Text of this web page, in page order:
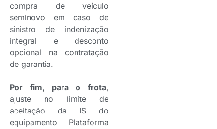
compra de veículo
seminovo em caso de
sinistro de indenização
integral e desconto
opcional na contratação
de garantia.
Por fim, para o frota,
ajuste no limite de
aceitação da IS do
equipamento Plataforma